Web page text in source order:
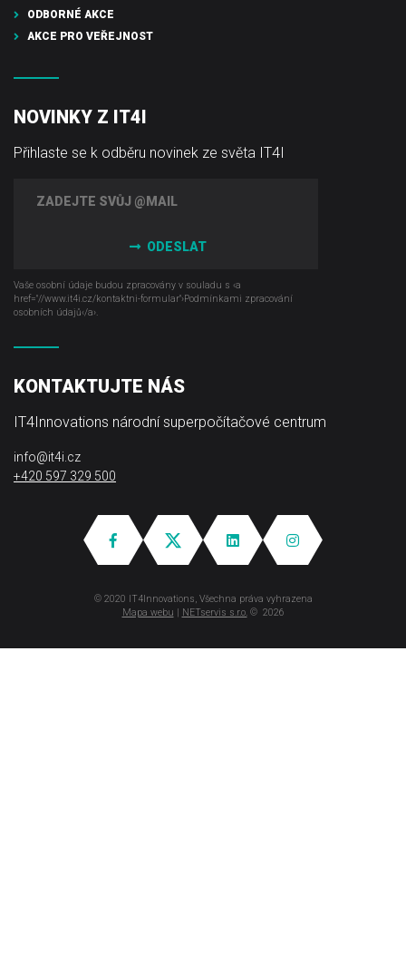
ODBORNÉ AKCE
AKCE PRO VEŘEJNOST
KONTAKTUJTE NÁS
IT4Innovations národní superpočítačové centrum
info@it4i.cz
+420 597 329 500
© 2020 IT4Innovations, Všechna práva vyhrazena
Mapa webu
NETservis s.r.o.© 2026
NOVINKY Z IT4I
Přihlaste se k odběru novinek ze světa IT4I
ODESLAT
Vaše osobní údaje budou zpracovány v souladu s ‹a
href="//www.it4i­.cz/kontaktni-formular"›Podmínkami zpracování
osobních údajů‹/a›.